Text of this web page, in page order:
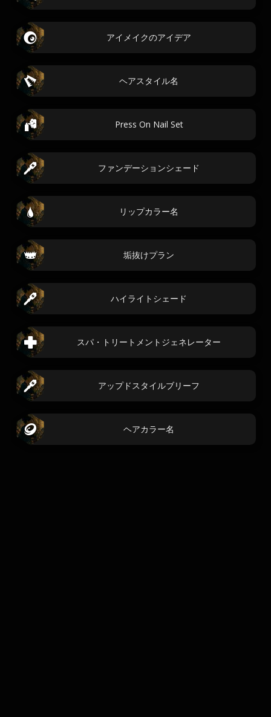
アイメイクのアイデア
ヘアスタイル名
Press On Nail Set
ファンデーションシェード
リップカラー名
垢抜けプラン
ハイライトシェード
スパ・トリートメントジェネレーター
アップドスタイルブリーフ
ヘアカラー名